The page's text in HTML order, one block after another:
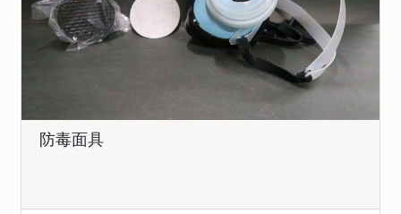
防毒面具